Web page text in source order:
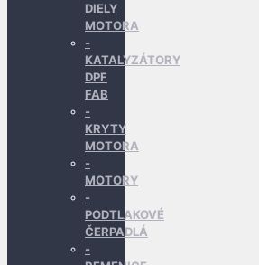
DIELY
MOTORA
KATALYZÁTORY
DPF
FAB
KRYTY
MOTORA
MOTORY
PODTLAKOVÉ
ČERPADLÁ